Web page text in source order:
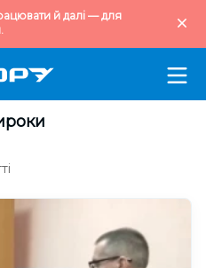
й далі — для